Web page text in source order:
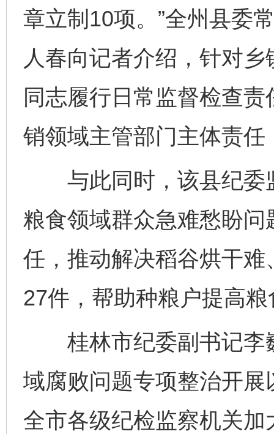
章立制10项。”全州县委
人春向记者介绍，针对
同志履行日常监督检查
销领域主管部门主体责
与此同时，该县纪委
粮食领域群众急难愁盼
任，推动解决稻谷烘干
27件，帮助种粮户提高
桂林市纪委副书记李
域腐败问题专项整治开
全市各级纪检监察机关